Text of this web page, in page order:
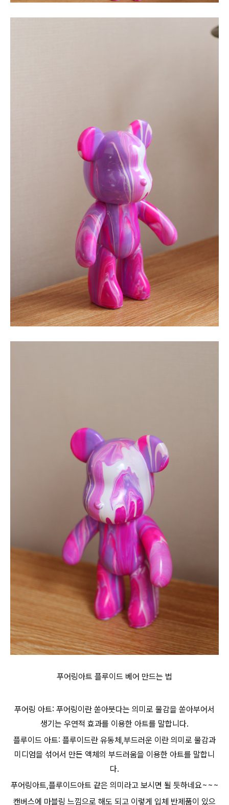
푸어링아트 플루이드 베어 만드는 법
푸어링 아트: 푸어링이란 쏟아붓다는 의미로 물감을 쏟아부어서
생기는 우연적 효과를 이용한 아트를 말합니다.
플루이드 아트: 플루이드란 유동체,부드러운 이란 의미로 물감과
미디엄을 섞어서 만든 액체의 부드러움을 이용한 아트를 말합니
다.
푸어링아트,플루이드아트 같은 의미라고 보시면 될 듯하네요~~~
캔버스에 마블링 느낌으로 해도 되고 이렇게 입체 반제품이 있으